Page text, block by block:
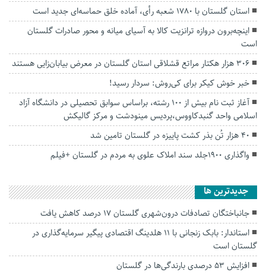
استان گلستان با ۱۷۸۰ شعبه رأی، آماده خلق حماسه‌ای جدید است
اینچه‌برون دروازه ترانزیت کالا به آسیای میانه و محور صادرات گلستان
است
۳۰۶ هزار هکتار مراتع قشلاقی استان گلستان در معرض بیابان‌زایی هستند
خبر خوش کیکر برای کی‌روش: سردار رسید!
آغاز ثبت نام بیش از 100 رشته، براساس سوابق تحصیلی در دانشگاه آزاد
اسلامی واحد گنبدکاووس،پردیس مینودشت و مرکز گالیکش
۴۰ هزار تُن بذر کشت پاییزه در گلستان تامین شد
واگذاری ۱۹۰۰جلد سند املاک علوی به مردم در گلستان +فیلم
جديدترين ها
جانباختگان تصادفات درون‌شهری گلستان ۱۷ درصد کاهش یافت
استاندار: بابک زنجانی با ۱۱ هلدینگ اقتصادی پیگیر سرمایه‌گذاری در
گلستان است
افزایش ۵۳ درصدی بارندگی‌ها در گلستان